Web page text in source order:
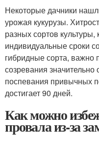
Некоторые дачники
урожая кукурузы.
разных сортов
индивидуальные сроки
гибридные сорта, важно
созревания значительно
поспевания привычных
достигает 90 дней.
Как можно
провала из-за